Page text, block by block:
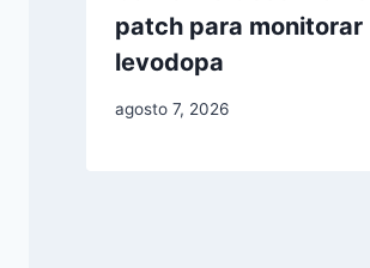
patch para monitorar
levodopa
agosto 7, 2026